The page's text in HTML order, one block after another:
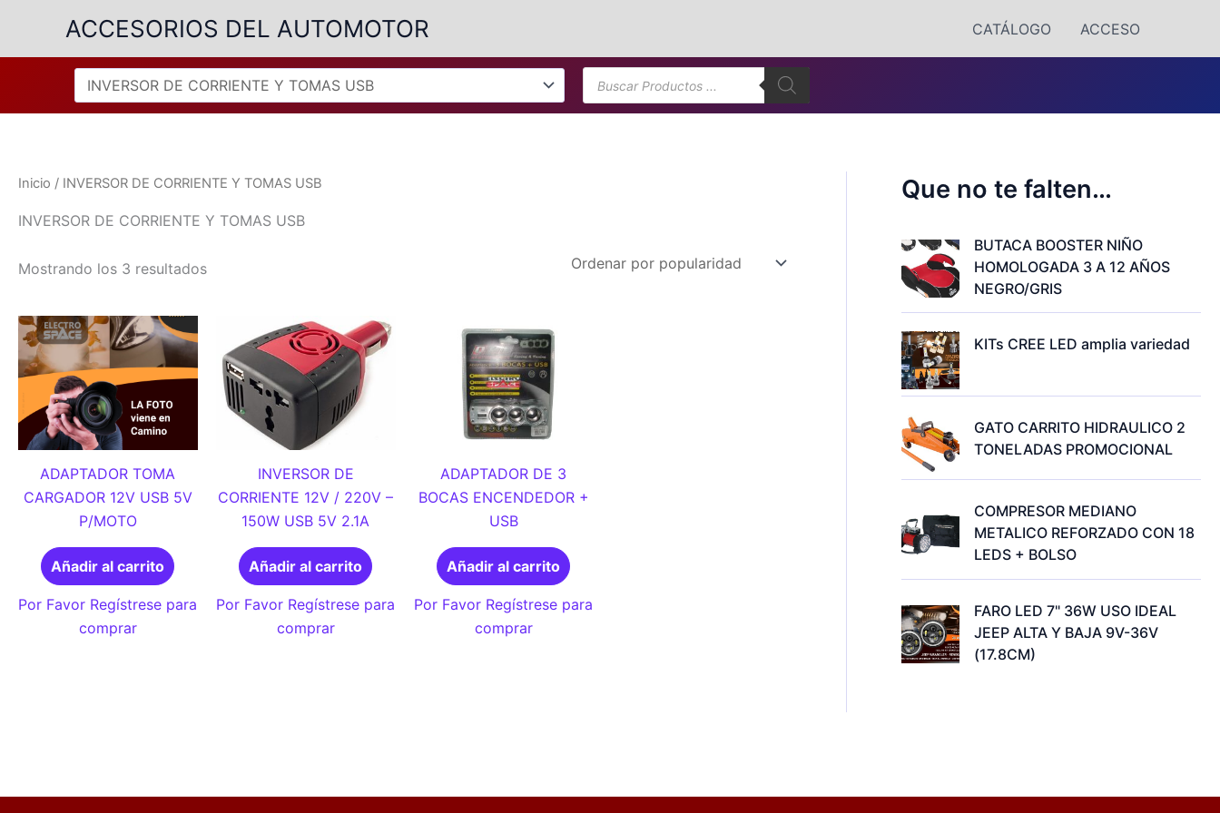
contenido
ACCESORIOS DEL AUTOMOTOR CATÁLOGO ACCESO
Búsqueda
de
productos
Inicio / INVERSOR DE CORRIENTE Y TOMAS USB
INVERSOR DE CORRIENTE Y TOMAS USB
Mostrando los 3 resultadosOrdenado
ADAPTADOR TOMA
CARGADOR 12V USB 5V
P/MOTO
Añadir al carrito
Por Favor Regístrese para
comprar
INVERSOR DE
CORRIENTE 12V / 220V –
150W USB 5V 2.1A
Añadir al carrito
Por Favor Regístrese para
comprar
ADAPTADOR DE 3
BOCAS ENCENDEDOR +
USB
Añadir al carrito
Por Favor Regístrese para
comprar
Que no te falten…
BUTACA BOOSTER NIÑO
HOMOLOGADA 3 A 12 AÑOS
NEGRO/GRIS
KITs CREE LED amplia variedad
GATO CARRITO HIDRAULICO 2
TONELADAS PROMOCIONAL
COMPRESOR MEDIANO
METALICO REFORZADO CON 18
LEDS + BOLSO
FARO LED 7" 36W USO IDEAL
JEEP ALTA Y BAJA 9V-36V
(17.8CM)